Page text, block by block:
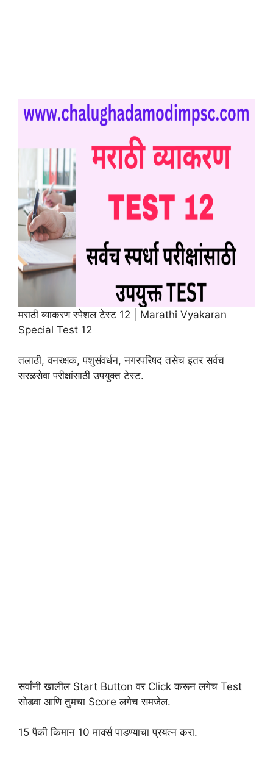
मराठी व्याकरण स्पेशल टेस्ट 12 | Marathi Vyakaran
Special Test 12
तलाठी, वनरक्षक, पशुसंवर्धन, नगरपरिषद तसेच इतर सर्वच
सरळसेवा परीक्षांसाठी उपयुक्त टेस्ट.
सर्वांनी खालील Start Button वर Click करून लगेच Test
सोडवा आणि तुमचा Score लगेच समजेल.
15 पैकी किमान 10 मार्क्स पाडण्याचा प्रयत्न करा.